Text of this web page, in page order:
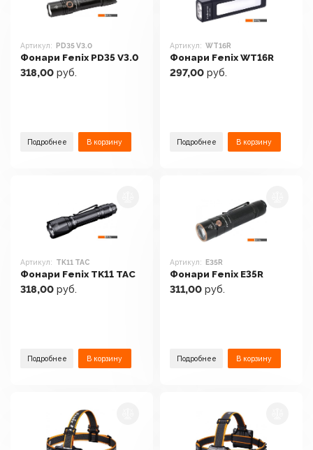
Артикул: PD35 V3.0
Фонари Fenix PD35 V3.0
318,00 руб.
Подробнее В корзину
Артикул: WT16R
Фонари Fenix WT16R
297,00 руб.
Подробнее В корзину
Артикул: TK11 TAC
Фонари Fenix TK11 TAC
318,00 руб.
Подробнее В корзину
Артикул: E35R
Фонари Fenix E35R
311,00 руб.
Подробнее В корзину